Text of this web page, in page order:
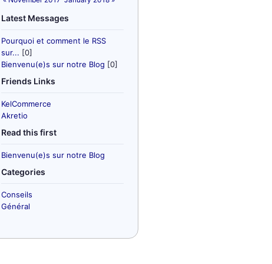
Latest Messages
Pourquoi et comment le RSS
sur... [0]
Bienvenu(e)s sur notre Blog [0]
Friends Links
KelCommerce
Akretio
Read this first
Bienvenu(e)s sur notre Blog
Categories
Conseils
Général